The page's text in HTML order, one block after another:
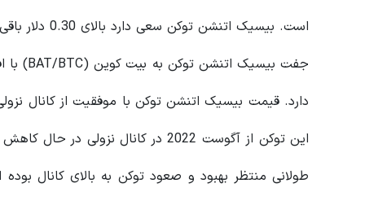
است. بیسیک اتنشن توکن سعی دارد بالای 0.30 دلار باقی بماند.
دارد. قیمت بیسیک اتنشن توکن با موفقیت از کانال
این توکن از آگوست 2022 در کانال
طولانی منتظر بهبود و صعود توکن به بالای کانال بوده